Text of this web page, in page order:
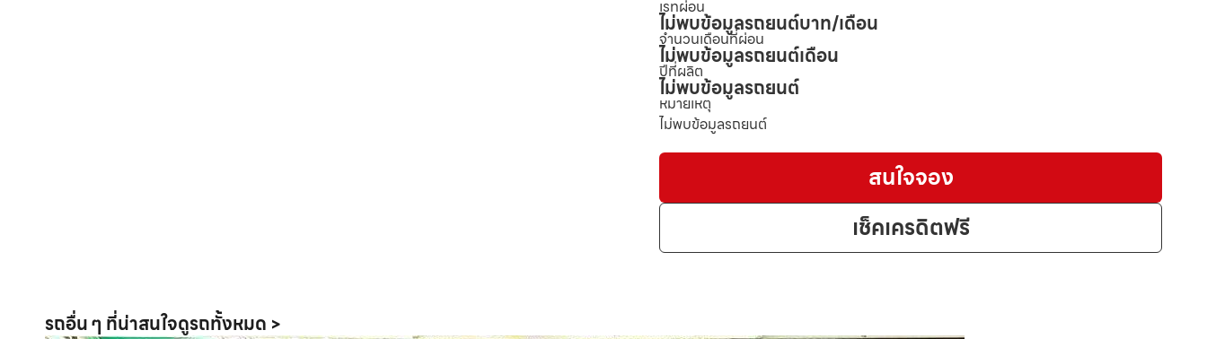
เรทผ่อน
ไม่พบข้อมูลรถยนต์บาท/เดือน
จำนวนเดือนที่ผ่อน
ไม่พบข้อมูลรถยนต์เดือน
ปีที่ผลิต
ไม่พบข้อมูลรถยนต์
หมายเหตุ
ไม่พบข้อมูลรถยนต์
สนใจจอง
เช็คเครดิตฟรี
รถอื่น ๆ ที่น่าสนใจดูรถทั้งหมด >